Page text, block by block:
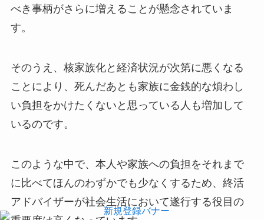
べき事柄がさらに増えることが懸念されていま
す。
そのうえ、核家族化と経済状況が次第に悪くなる
ことにより、死んだあとも家族に金銭的な煩わし
い負担をかけたくないと思っている人も増加して
いるのです。
このような中で、本人や家族への負担をそれまで
に比べてほんのわずかでも少なくするため、終活
アドバイザーが社会生活において遂行する役目の